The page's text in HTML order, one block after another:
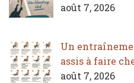
août 7, 2026
Un
assis à faire
août 7, 2026